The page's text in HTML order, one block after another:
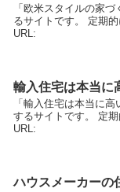
「欧米スタイルの家
るサイトです。 定期
URL:
輸入住宅は本当に
「輸入住宅は本当に
するサイトです。 定
URL:
ハウスメーカーの